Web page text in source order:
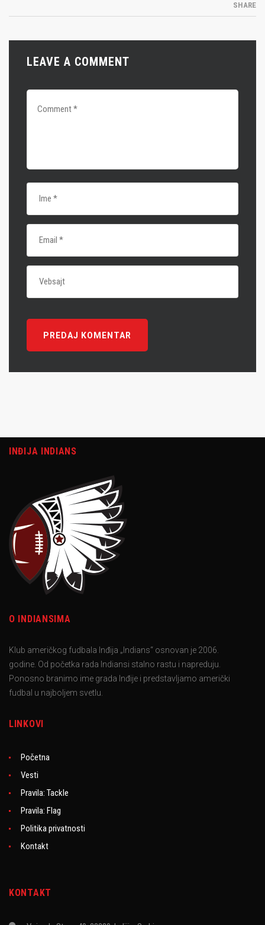
SHARE
LEAVE A COMMENT
INĐIJA INDIANS
O INDIANSIMA
Klub američkog fudbala Inđija „Indians“ osnovan je 2006.
godine. Od početka rada Indiansi stalno rastu i napreduju.
Ponosno branimo ime grada Inđije i predstavljamo američki
fudbal u najboljem svetlu.
LINKOVI
Početna
Vesti
Pravila: Tackle
Pravila: Flag
Politika privatnosti
Kontakt
KONTAKT